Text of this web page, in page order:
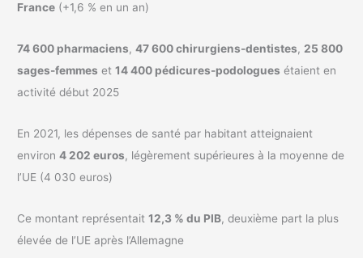
France (+1,6 % en un an)
74 600 pharmaciens,47 600 chirurgiens-dentistes, 25 800
sages-femmes et14 400 pédicures-podologues étaient en
activité début 2025
En 2021, les dépenses de santé par habitant atteignaient
environ4 202 euros, légèrement supérieures à la moyenne de
l’UE (4 030 euros)
Ce montant représentait12,3 % du PIB, deuxième part la plus
élevée de l’UE après l’Allemagne